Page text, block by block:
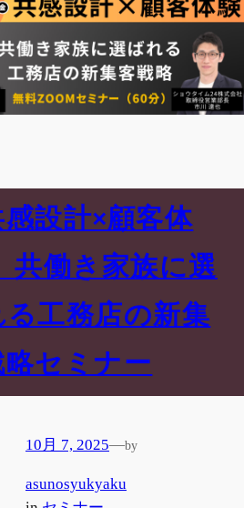
設計×顧客体
共働き家族に選
工務店の新集
セミナー
10月 7, 2025—by
asunosyukyaku